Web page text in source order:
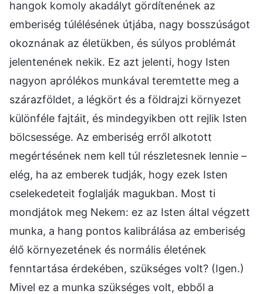
hangok komoly akadályt gördítenének az
emberiség túlélésének útjába, nagy bosszúságot
okoznának az életükben, és súlyos problémát
jelentenének nekik. Ez azt jelenti, hogy Isten
nagyon aprólékos munkával teremtette meg a
szárazföldet, a légkört és a földrajzi környezet
különféle fajtáit, és mindegyikben ott rejlik Isten
bölcsessége. Az emberiség erről alkotott
megértésének nem kell túl részletesnek lennie –
elég, ha az emberek tudják, hogy ezek Isten
cselekedeteit foglalják magukban. Most ti
mondjátok meg Nekem: ez az Isten által végzett
munka, a hang pontos kalibrálása az emberiség
élő környezetének és normális életének
fenntartása érdekében, szükséges volt? (Igen.)
Mivel ez a munka szükséges volt, ebből a